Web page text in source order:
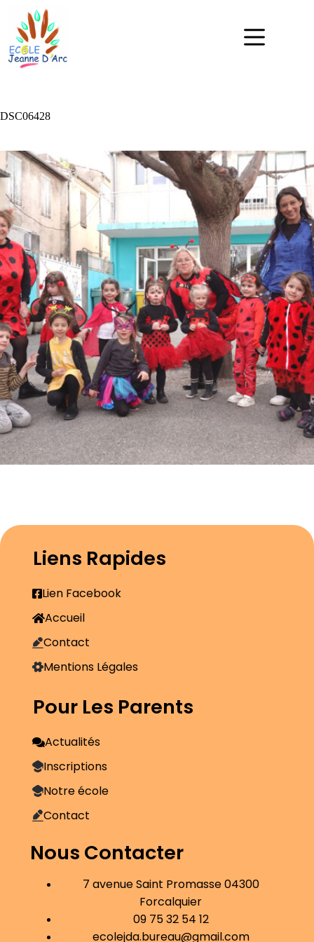
DSC06428
Liens Rapides
Lien Facebook
Accueil
Contact
Mentions Légales
Pour Les Parents
Actualités
Inscriptions
Notre école
Contact
Nous Contacter
7 avenue Saint Promasse 04300
Forcalquier
09 75 32 54 12
ecolejda.bureau@gmail.com